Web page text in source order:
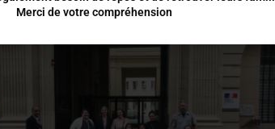
Merci de votre compréhension